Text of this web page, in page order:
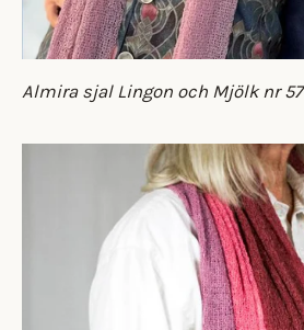
Almira sjal Lingon och Mjölk nr 57